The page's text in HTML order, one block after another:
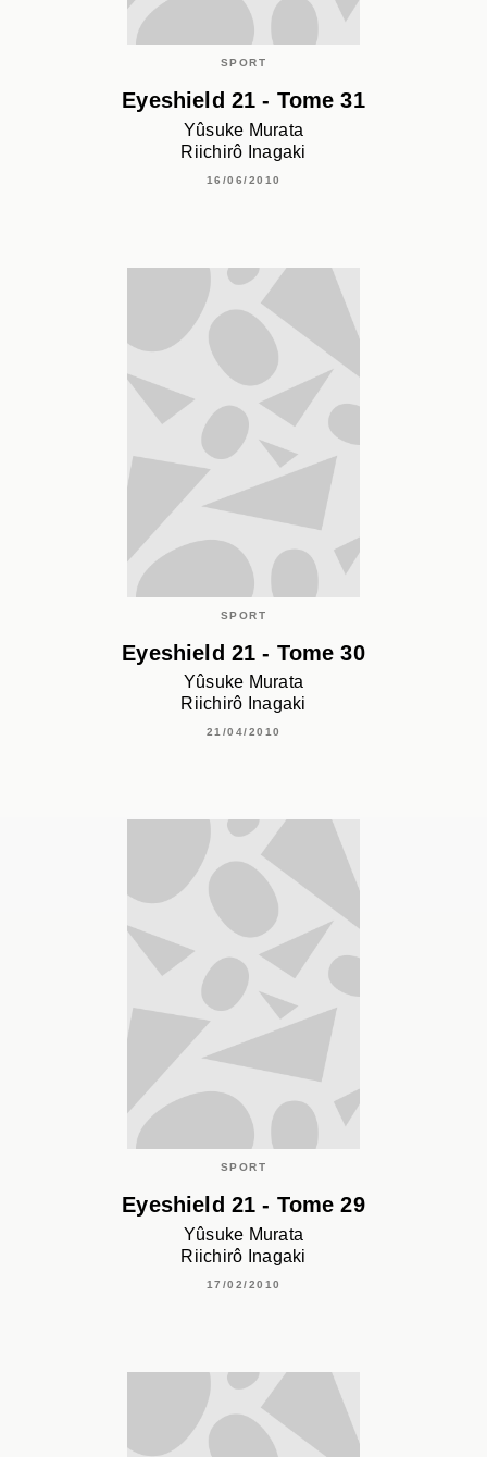
SPORT
Eyeshield 21 - Tome 31
Yûsuke Murata
Riichirô Inagaki
16/06/2010
SPORT
Eyeshield 21 - Tome 30
Yûsuke Murata
Riichirô Inagaki
21/04/2010
SPORT
Eyeshield 21 - Tome 29
Yûsuke Murata
Riichirô Inagaki
17/02/2010